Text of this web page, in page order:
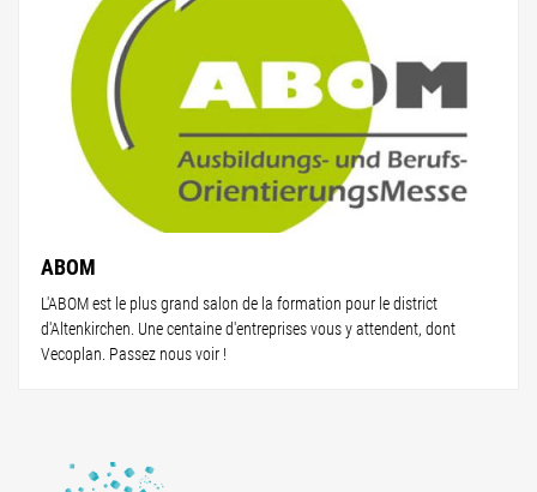
ABOM
L'ABOM est le plus grand salon de la formation pour le district
d'Altenkirchen. Une centaine d'entreprises vous y attendent, dont
Vecoplan. Passez nous voir !